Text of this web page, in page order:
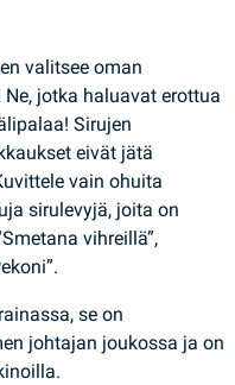
valitsee oman
jotka haluavat erottua
Sirujen
eivät jätä
vain ohuita
sirulevyjä, joita on
vihreillä”,
se on
johtajan joukossa ja on